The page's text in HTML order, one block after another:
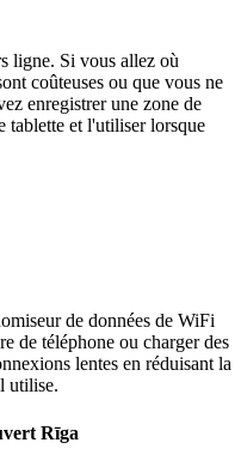
ligne. Si vous allez où
coûteuses ou que vous ne
enregistrer une zone de
tablette et l'utiliser lorsque
de données de WiFi
de téléphone ou charger des
lentes en réduisant la
utilise.
Rīga